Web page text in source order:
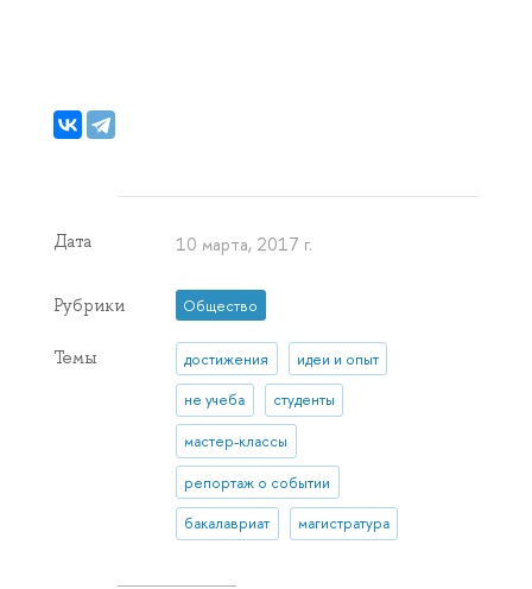
Дата 10 марта, 2017 г.
Рубрики Общество
Темы достижения идеи и опыт
не учеба студенты
мастер-классы
репортаж о событии
бакалавриат магистратура